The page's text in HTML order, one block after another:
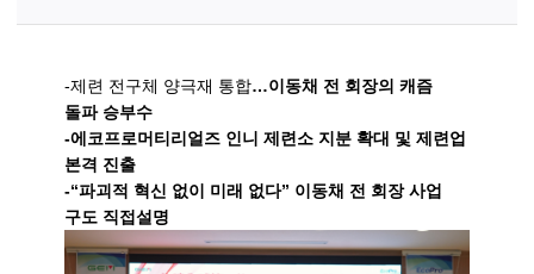
-제련 전구체 양극재 통합…이동채 전 회장의 캐즘
돌파 승부수
-에코프로머티리얼즈 인니 제련소 지분 확대 및 제련업
본격 진출
-“파괴적 혁신 없이 미래 없다” 이동채 전 회장 사업
구도 직접설명